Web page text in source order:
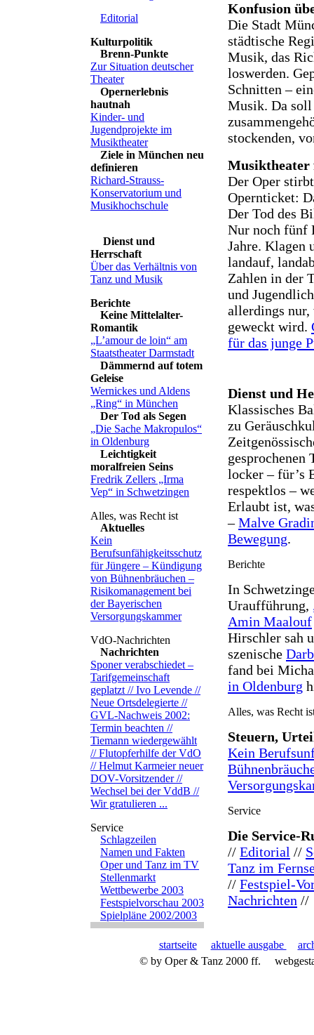
Editorial
Brenn-Punkte
Zur Situation deutscher
Theater
Opernerlebnis
hautnah
Kinder- und
Jugendprojekte im
Musiktheater
Ziele in München neu
definieren
Richard-Strauss-
Konservatorium und
Musikhochschule
Dienst und
Herrschaft
Über das Verhältnis von
Tanz und Musik
Keine Mittelalter-
Romantik
„L’amour de loin“ am
Staatstheater Darmstadt
Dämmernd auf totem
Geleise
Wernickes und Aldens
„Ring“ in München
Der Tod als Segen
„Die Sache Makropulos“
in Oldenburg
Leichtigkeit
moralfreien Seins
Fredrik Zellers „Irma
Vep“ in Schwetzingen
Aktuelles
Kein
Berufsunfähigkeitsschutz
für Jüngere – Kündigung
von Bühnenbräuchen –
Risikomanagement bei
der Bayerischen
Versorgungskammer
Nachrichten
Sponer verabschiedet –
Tarifgemeinschaft
geplatzt // Ivo Levende //
Neue Ortsdelegierte //
GVL-Nachweis 2002:
Termin beachten //
Tiemann wiedergewählt
// Flutopferhilfe der VdO
// Helmut Karmeier neuer
DOV-Vorsitzender //
Wechsel bei der VddB //
Wir gratulieren ...
Schlagzeilen
Namen und Fakten
Oper und Tanz im TV
Stellenmarkt
Wettbewerbe 2003
Festspielvorschau 2003
Spielpläne 2002/2003
Konfusion
Die Stadt
städtische
Musik, das
loswerden.
Schnitten –
Musik. Da soll
stockenden,
Der Oper
Opernticket:
Der Tod des
Nur noch fünf
Jahre. Klagen
landauf,
Zahlen in der
und
allerdings nur,
geweckt wird.
für das junge
Dienst und
Klassisches
zu
gesprochenen
locker – für’s
respektlos –
Erlaubt ist,
–Malve
Bewegung.
In
Uraufführung,
Amin Maalouf
Hirschler sah
szenische
fand bei
in Oldenburg
Steuern,
Kein
Die Service-
// Editorial //
Tanz im
// Festspiel-
Nachrichten //
startseite aktuelle ausgabe
© by Oper & Tanz 2000 ff.